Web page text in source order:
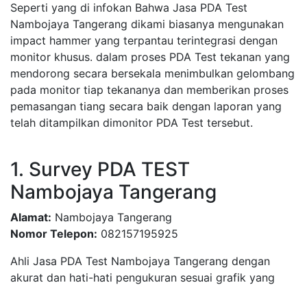
Seperti yang di infokan Bahwa Jasa PDA Test
Nambojaya Tangerang dikami biasanya mengunakan
impact hammer yang terpantau terintegrasi dengan
monitor khusus. dalam proses PDA Test tekanan yang
mendorong secara bersekala menimbulkan gelombang
pada monitor tiap tekananya dan memberikan proses
pemasangan tiang secara baik dengan laporan yang
telah ditampilkan dimonitor PDA Test tersebut.
1. Survey PDA TEST
Nambojaya Tangerang
Alamat: Nambojaya Tangerang
Nomor Telepon: 082157195925
Ahli Jasa PDA Test Nambojaya Tangerang dengan
akurat dan hati-hati pengukuran sesuai grafik yang